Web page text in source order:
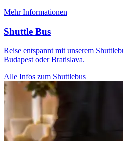
Mehr Informationen
Shuttle Bus
Reise entspannt mit unserem
Budapest oder Bratislava.
Alle Infos zum Shuttlebus